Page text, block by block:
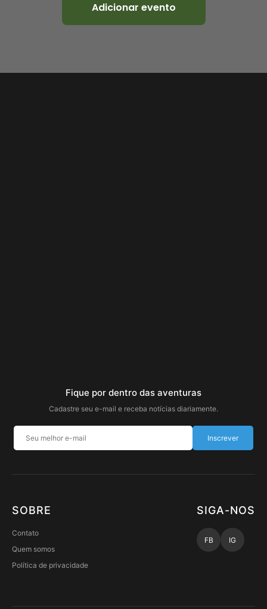
Adicionar evento
Fique por dentro das aventuras
Cadastre seu e-mail e receba notícias diariamente.
Inscrever
SOBRE
Contato
Quem somos
Política de privacidade
SIGA-NOS
FB IG